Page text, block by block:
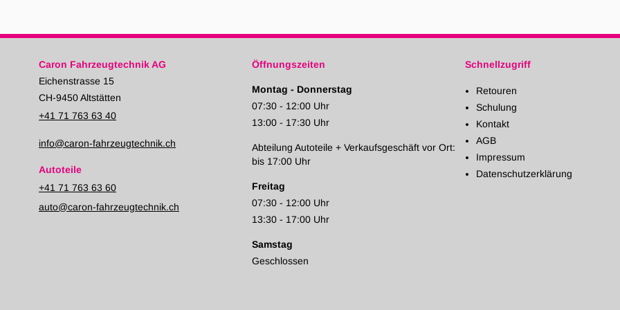
Caron Fahrzeugtechnik AG
Eichenstrasse 15
CH-9450 Altstätten
+41 71 763 63 40
info@caron-fahrzeugtechnik.ch
Autoteile
+41 71 763 63 60
auto@caron-fahrzeugtechnik.ch
Öffnungszeiten
Montag - Donnerstag
07:30 - 12:00 Uhr
13:00 - 17:30 Uhr
Abteilung Autoteile + Verkaufsgeschäft vor Ort:
bis 17:00 Uhr
Freitag
07:30 - 12:00 Uhr
13:30 - 17:00 Uhr
Samstag
Geschlossen
Schnellzugriff
Retouren
Schulung
Kontakt
AGB
Impressum
Datenschutzerklärung